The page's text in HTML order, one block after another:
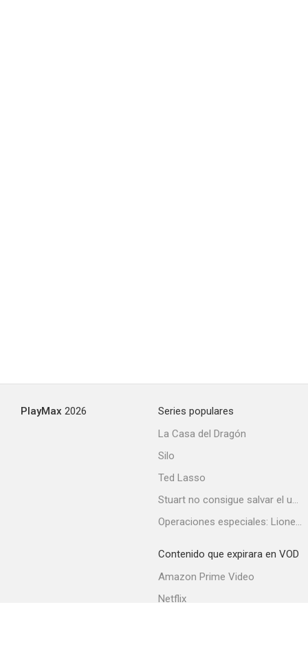
PlayMax 2026
Series populares
La Casa del Dragón
Silo
Ted Lasso
Stuart no consigue salvar el universo
Operaciones especiales: Lioness
Contenido que expirara en VOD
Amazon Prime Video
Netflix